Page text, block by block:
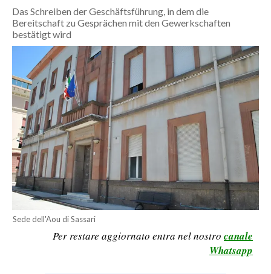
SPORT IN SARDEGNA
RISULTATI E CLASSIFICHE
CALCIO
CALCIO REGIONALE
BASKET
VOLLEY
MOTORI
TENNIS
ALTRI SPORT
Das Schreiben der Geschäftsführung, in dem die
Bereitschaft zu Gesprächen mit den Gewerkschaften
bestätigt wird
Sede dell'Aou di Sassari
Per restare aggiornato entra nel nostro canale
Whatsapp